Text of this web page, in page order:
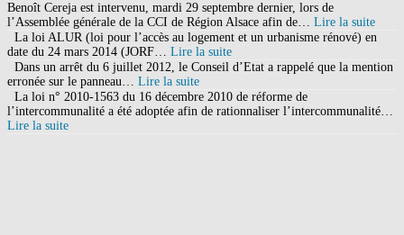
Benoît Cereja est intervenu, mardi 29 septembre dernier, lors de
l’Assemblée générale de la CCI de Région Alsace afin de… Lire la suite
La loi ALUR (loi pour l’accès au logement et un urbanisme rénové) en
date du 24 mars 2014 (JORF… Lire la suite
Dans un arrêt du 6 juillet 2012, le Conseil d’Etat a rappelé que la mention
erronée sur le panneau… Lire la suite
La loi n° 2010-1563 du 16 décembre 2010 de réforme de
l’intercommunalité a été adoptée afin de rationnaliser l’intercommunalité…
Lire la suite